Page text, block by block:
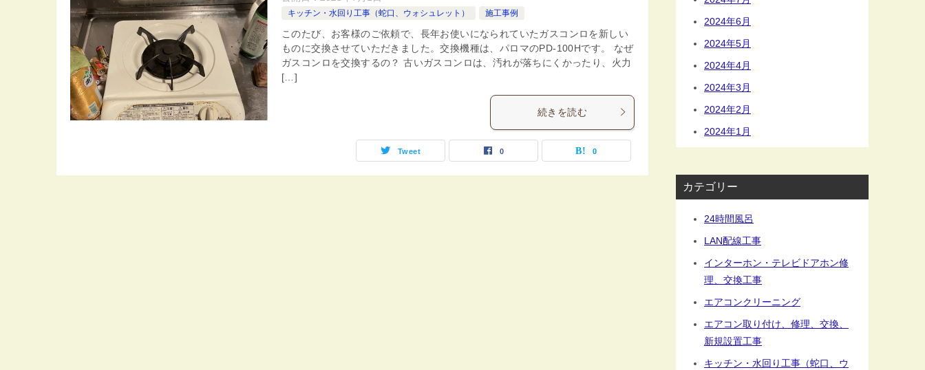
キッチン・水回り工事（蛇口、ウォシュレット） 施工事例
このたび、お客様のご依頼で、長年お使いになられていたガスコンロを新しい
ものに交換させていただきました。交換機種は、パロマのPD-100Hです。 なぜ
ガスコンロを交換するの？ 古いガスコンロは、汚れが落ちにくかったり、火力
[…]
続きを読む
Tweet 0 0
2024年6月
2024年5月
2024年4月
2024年3月
2024年2月
2024年1月
カテゴリー
24時間風呂
LAN配線工事
インターホン・テレビドアホン修
理、交換工事
エアコンクリーニング
エアコン取り付け、修理、交換、
新規設置工事
キッチン・水回り工事（蛇口、ウ